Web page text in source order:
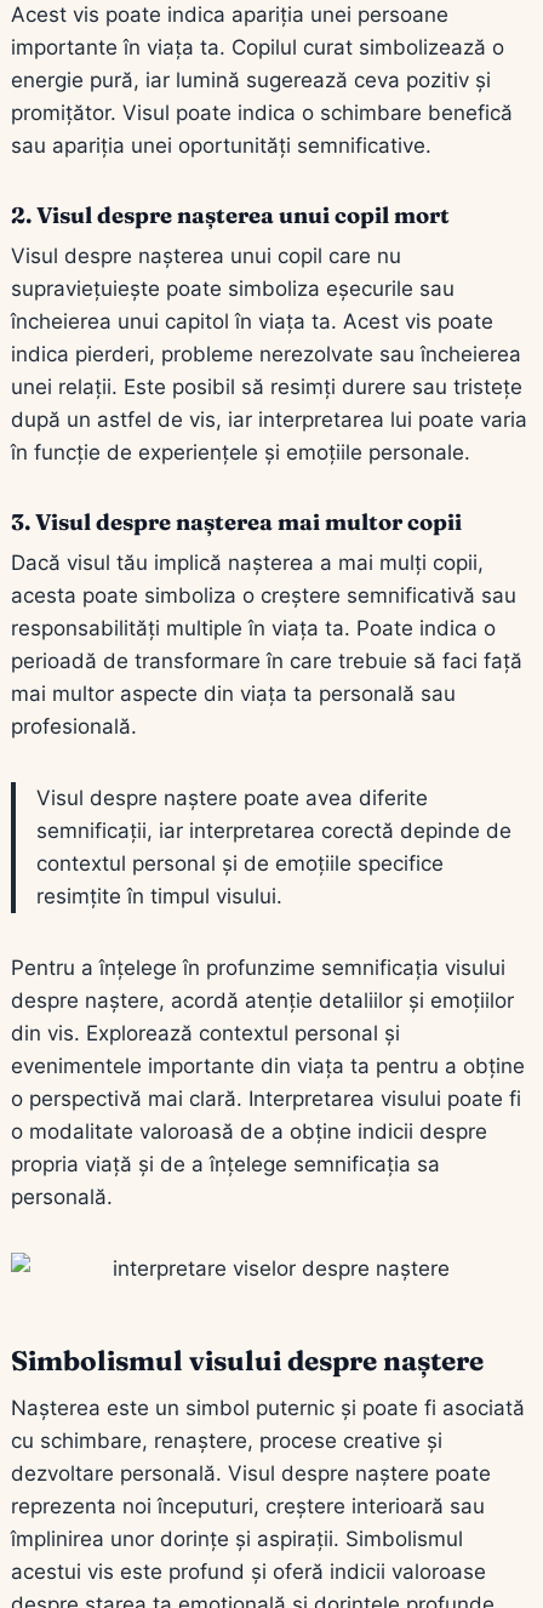
Acest vis poate indica apariția unei persoane
importante în viața ta. Copilul curat simbolizează o
energie pură, iar lumină sugerează ceva pozitiv și
promițător. Visul poate indica o schimbare benefică
sau apariția unei oportunități semnificative.
2. Visul despre nașterea unui copil mort
Visul despre nașterea unui copil care nu
supraviețuiește poate simboliza eșecurile sau
încheierea unui capitol în viața ta. Acest vis poate
indica pierderi, probleme nerezolvate sau încheierea
unei relații. Este posibil să resimți durere sau tristețe
după un astfel de vis, iar interpretarea lui poate varia
în funcție de experiențele și emoțiile personale.
3. Visul despre nașterea mai multor copii
Dacă visul tău implică nașterea a mai mulți copii,
acesta poate simboliza o creștere semnificativă sau
responsabilități multiple în viața ta. Poate indica o
perioadă de transformare în care trebuie să faci față
mai multor aspecte din viața ta personală sau
profesională.
Visul despre naștere poate avea diferite
semnificații, iar interpretarea corectă depinde de
contextul personal și de emoțiile specifice
resimțite în timpul visului.
Pentru a înțelege în profunzime semnificația visului
despre naștere, acordă atenție detaliilor și emoțiilor
din vis. Explorează contextul personal și
evenimentele importante din viața ta pentru a obține
o perspectivă mai clară. Interpretarea visului poate fi
o modalitate valoroasă de a obține indicii despre
propria viață și de a înțelege semnificația sa
personală.
Simbolismul visului despre naștere
Nașterea este un simbol puternic și poate fi asociată
cu schimbare, renaștere, procese creative și
dezvoltare personală. Visul despre naștere poate
reprezenta noi începuturi, creștere interioară sau
împlinirea unor dorințe și aspirații. Simbolismul
acestui vis este profund și oferă indicii valoroase